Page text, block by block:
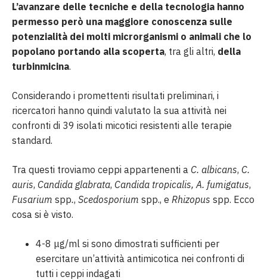
L’avanzare delle tecniche e della tecnologia hanno
permesso però una maggiore conoscenza sulle
potenzialità dei molti microrganismi o animali che lo
popolano portando alla scoperta, tra gli altri, della
turbinmicina.
Considerando i promettenti risultati preliminari, i
ricercatori hanno quindi valutato la sua attività nei
confronti di 39 isolati micotici resistenti alle terapie
standard.
Tra questi troviamo ceppi appartenenti a C. albicans, C.
auris, Candida glabrata, Candida tropicalis, A. fumigatus,
Fusarium spp., Scedosporium spp., e Rhizopus spp. Ecco
cosa si è visto.
4-8 μg/ml si sono dimostrati sufficienti per
esercitare un’attività antimicotica nei confronti di
tutti i ceppi indagati